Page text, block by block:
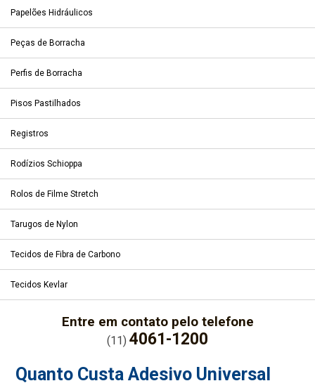
Papelões Hidráulicos
Peças de Borracha
Perfis de Borracha
Pisos Pastilhados
Registros
Rodízios Schioppa
Rolos de Filme Stretch
Tarugos de Nylon
Tecidos de Fibra de Carbono
Tecidos Kevlar
Entre em contato pelo telefone
(11) 4061-1200
Quanto Custa Adesivo Universal